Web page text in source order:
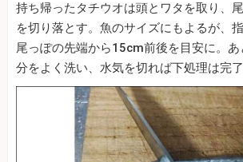
持ち帰ったタチウオは頭とワタを取り、
を切り落とす。魚のサイズにもよるが、
尾っぽの先端から15cm前後を目安に。
分をよく洗い、水気を切れば下処理は完了